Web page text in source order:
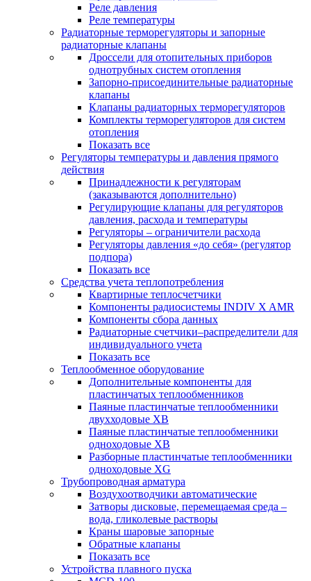
Реле давления
Реле температуры
Радиаторные терморегуляторы и запорные
радиаторные клапаны
Дроссели для отопительных приборов
однотрубных систем отопления
Запорно-присоединительные радиаторные
клапаны
Клапаны радиаторных терморегуляторов
Комплекты терморегуляторов для систем
отопления
Показать все
Регуляторы температуры и давления прямого
действия
Принадлежности к регуляторам
(заказываются дополнительно)
Регулирующие клапаны для регуляторов
давления, расхода и температуры
Регуляторы – ограничители расхода
Регуляторы давления «до себя» (регулятор
подпора)
Показать все
Средства учета теплопотребления
Квартирные теплосчетчики
Компоненты радиосистемы INDIV X AMR
Компоненты сбора данных
Радиаторные счетчики–распределители для
индивидуального учета
Показать все
Теплообменное оборудование
Дополнительные компоненты для
пластинчатых теплообменников
Паяные пластинчатые теплообменники
двухходовые XB
Паяные пластинчатые теплообменники
одноходовые ХВ
Разборные пластинчатые теплообменники
одноходовые ХG
Трубопроводная арматура
Воздухоотводчики автоматические
Затворы дисковые, перемещаемая среда –
вода, гликолевые растворы
Краны шаровые запорные
Обратные клапаны
Показать все
Устройства плавного пуска